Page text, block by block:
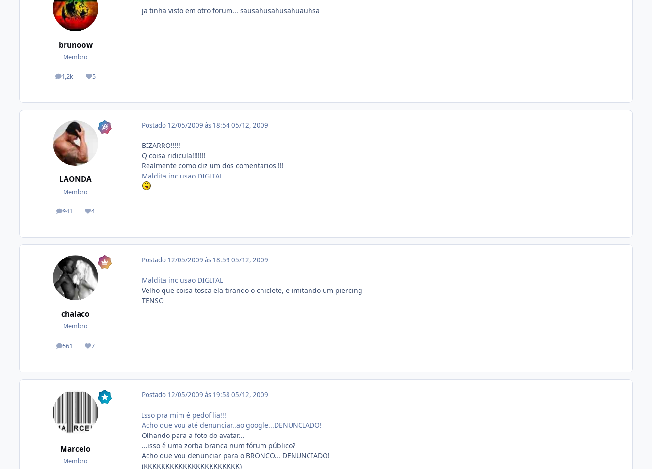
brunoow
Membro
1,2k
posts 5
Reputação
ja tinha visto em otro forum... sausahusahusahuauhsa
LAONDA
Membro
941
posts 4
Reputação
Postado 12/05/2009 às 18:5405/12, 2009
BIZARRO!!!!!
Q coisa ridicula!!!!!!!
Realmente como diz um dos comentarios!!!!
Maldita inclusao DIGITAL
chalaco
Membro
561
posts 7
Reputação
Postado 12/05/2009 às 18:59 05/12, 2009
Maldita inclusao DIGITAL
Velho que coisa tosca ela tirando o chiclete, e imitando um piercing
TENSO
Marcelo
Membro
Postado 12/05/2009 às 19:58 05/12, 2009
Isso pra mim é pedofilia!!!
Acho que vou até denunciar..ao google...DENUNCIADO!
Olhando para a foto do avatar...
...isso é uma zorba branca num fórum público?
Acho que vou denunciar para o BRONCO... DENUNCIADO!
(KKKKKKKKKKKKKKKKKKKKKK)